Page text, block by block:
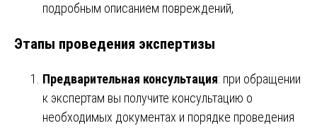
подробным описанием повреждений,
Этапы проведения экспертизы
Предварительная консультация: при обращении
к экспертам вы получите консультацию о
необходимых документах и порядке проведения